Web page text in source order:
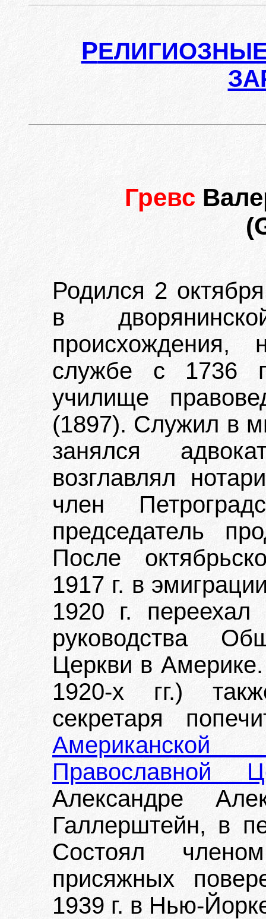
Р
Гревс
Родился 2
в
происхождения,
службе с 1736
училище
(1897). Служил в
занялся
возглавлял
член
председатель
После
1917 г. в
1920 г.
руководства
Церкви в
1920-х гг.)
секретаря
Американской
Православной
Александре
Галлерштейн, в
Состоял
присяжных
1939 г. в Нью-